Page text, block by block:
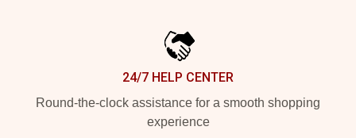
24/7 HELP CENTER
Round-the-clock assistance for a smooth shopping
experience